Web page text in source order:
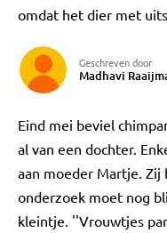
omdat het dier met
Geschreven door
Madhavi
Eind mei beviel
al van een dochter.
aan moeder Martje. Zij
onderzoek moet nog
kleintje. ''Vrouwtjes